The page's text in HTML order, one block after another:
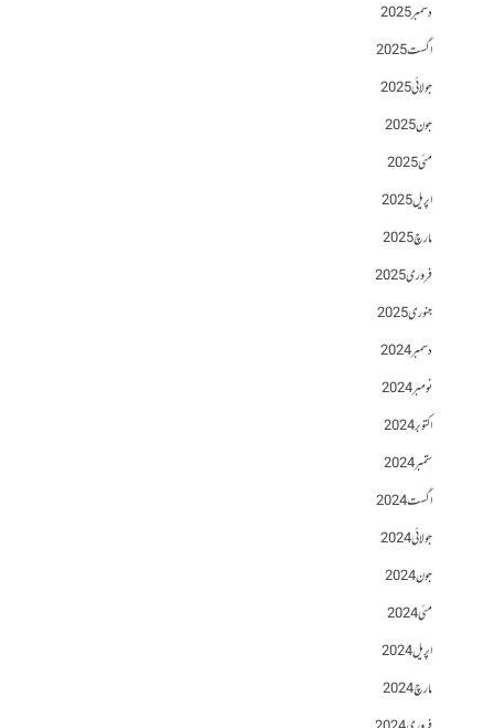
دسمبر 2025
اگست 2025
جولائی 2025
جون 2025
مئی 2025
اپریل 2025
مارچ 2025
فروری 2025
جنوری 2025
دسمبر 2024
نومبر 2024
اکتوبر 2024
ستمبر 2024
اگست 2024
جولائی 2024
جون 2024
مئی 2024
اپریل 2024
مارچ 2024